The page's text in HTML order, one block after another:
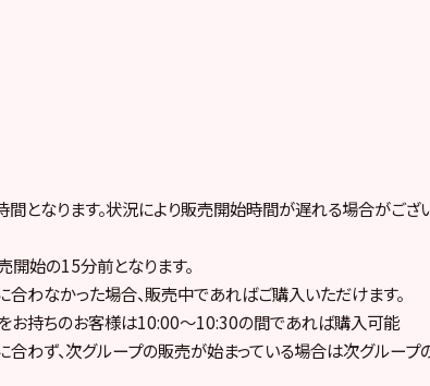
となります。状況により販売開始時間が遅れる場合がござ
始の15分前となります。
わなかった場合、販売中であればご購入いただけます。
お持ちのお客様は10:00〜10:30の間であれば購入可能
わず、次グループの販売が始まっている場合は次グループ